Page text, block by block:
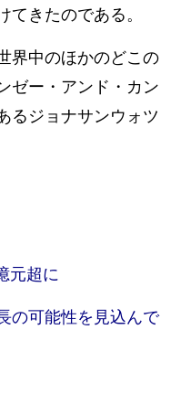
てきたのである。
界中のほかのどこの
ゼー・アンド・カン
るジョナサンウォツ
元超に
の可能性を見込んで